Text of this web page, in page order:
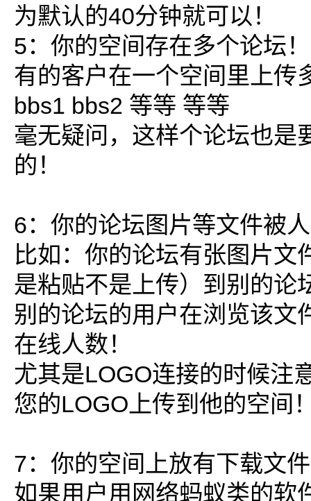
为默认的40分钟就可以！
5：你的空间存在多个论坛！
有的客户在一个空间里上传
bbs1 bbs2 等等 等等
毫无疑问，这样个论坛也是
的！
6：你的论坛图片等文件被
比如：你的论坛有张图片文
是粘贴不是上传）到别的论
别的论坛的用户在浏览该文
在线人数！
尤其是LOGO连接的时候注
您的LOGO上传到他的空间
7：你的空间上放有下载文
如果用户用网络蚂蚁类的软